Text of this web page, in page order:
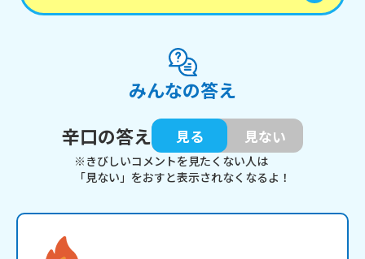
みんなの答え
辛口の答え
見る 見ない
※きびしいコメントを見たくない人は
「見ない」をおすと表示されなくなるよ！